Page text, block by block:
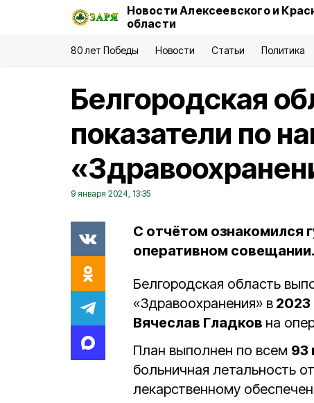
Новости Алексеевского и
области
80 лет Победы Новости Статьи Политика
Белгородская
показатели по
9 января 2024, 13:35
С отчётом ознакомился
оперативном совещании.
Белгородская область
«Здравоохранения» в 2023
Вячеслав Гладков на
План выполнен по всем 93
больничная летальность
лекарственному